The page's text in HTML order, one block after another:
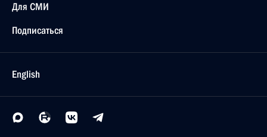
Для СМИ
Подписаться
English